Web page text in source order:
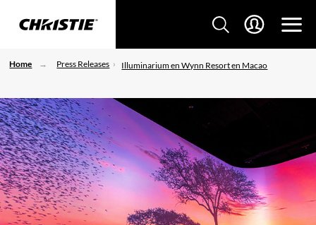
Home Press Releases Illuminarium en Wynn Resort en Macao